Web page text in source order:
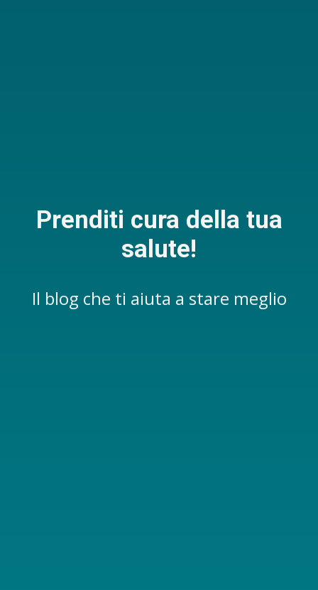
Prenditi cura della tua
salute!
Il blog che ti aiuta a stare meglio